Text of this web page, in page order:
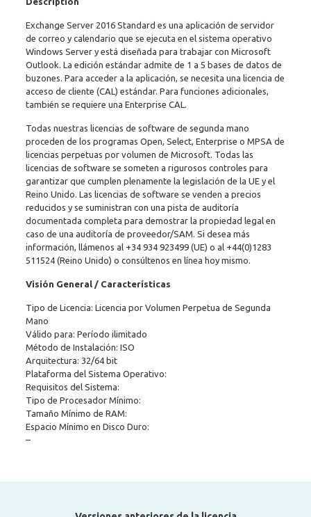
cantidad
Exchange Server 2016 Standard es una aplicación de servidor
de correo y calendario que se ejecuta en el sistema operativo
Windows Server y está diseñada para trabajar con Microsoft
Outlook. La edición estándar admite de 1 a 5 bases de datos de
buzones. Para acceder a la aplicación, se necesita una licencia de
acceso de cliente (CAL) estándar. Para funciones adicionales,
también se requiere una Enterprise CAL.
Todas nuestras licencias de software de segunda mano
proceden de los programas Open, Select, Enterprise o MPSA de
licencias perpetuas por volumen de Microsoft. Todas las
licencias de software se someten a rigurosos controles para
garantizar que cumplen plenamente la legislación de la UE y el
Reino Unido. Las licencias de software se venden a precios
reducidos y se suministran con una pista de auditoría
documentada completa para demostrar la propiedad legal en
caso de una auditoría de proveedor/SAM. Si desea más
información, llámenos al +34 934 923499(UE) o al +44(0)1283
511524(Reino Unido) o consúltenos en línea hoy mismo.
Visión General / Características
Tipo de Licencia: Licencia por Volumen Perpetua de Segunda
Mano
Válido para: Período ilimitado
Método de Instalación: ISO
Arquitectura: 32/64 bit
Plataforma del Sistema Operativo:
Requisitos del Sistema:
Tipo de Procesador Mínimo:
Tamaño Mínimo de RAM:
Espacio Mínimo en Disco Duro:
–